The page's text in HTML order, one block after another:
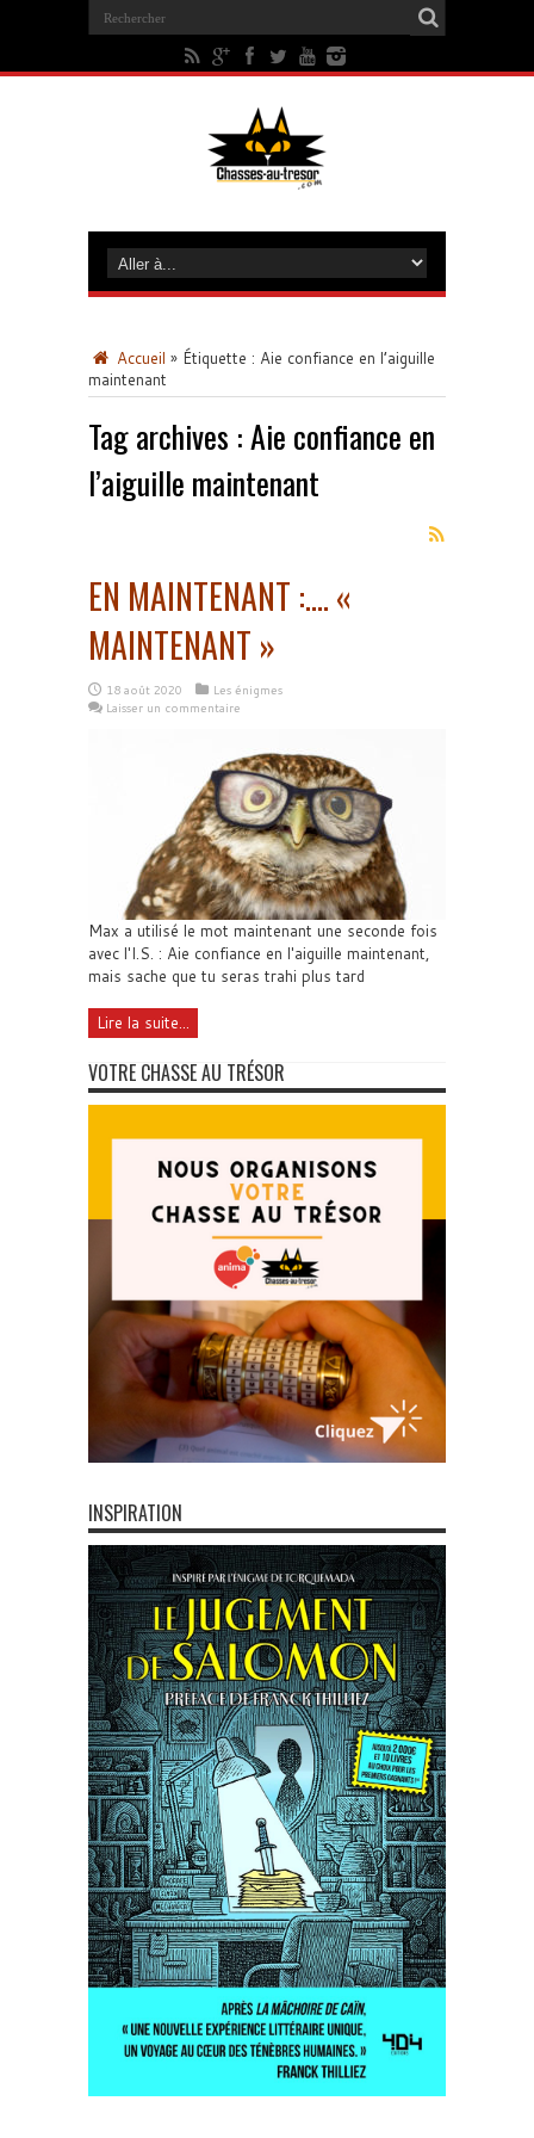
Accueil » Étiquette : Aie confiance en l’aiguille
maintenant
Tag archives :Aie confiance en
l’aiguille maintenant
EN MAINTENANT :…. «
MAINTENANT »
18 août 2020
Les énigmes
Laisser un commentaire
Max a utilisé le mot maintenant une seconde fois
avec l'I.S. : Aie confiance en l'aiguille maintenant,
mais sache que tu seras trahi plus tard
Lire la suite...
VOTRE CHASSE AU TRÉSOR
INSPIRATION